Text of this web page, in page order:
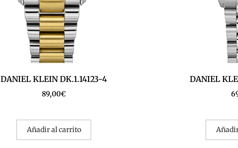
DANIEL KLEIN DK.1.14123-4
89,00€
Añadir al carrito
DANIEL